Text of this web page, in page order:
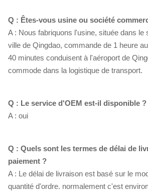
Q : Êtes-vous usine ou société
A : Nous fabriquons l'usine, située dans le
ville de Qingdao, commande de 1 heure
40 minutes conduisent à l'aéroport de
commode dans la logistique de transport.
Q : Le service d'OEM est-il disponible ?
A : oui
Q : Quels sont les termes de délai de
paiement ?
A : Le délai de livraison est basé sur le
quantité d'ordre. normalement c'est